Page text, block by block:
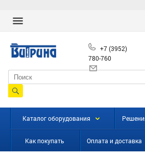
+7 (3952)
780-760
Каталог оборудования
Как покупать Оплата и доставка